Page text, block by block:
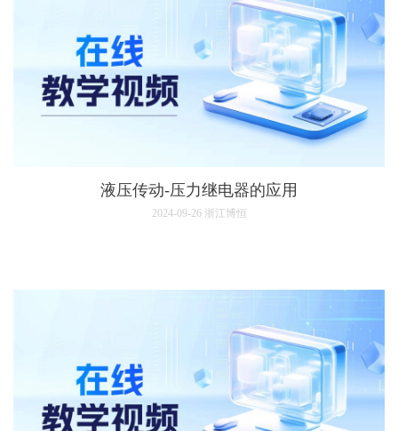
液压传动-压力继电器的应用
2024-09-26 浙江博恒